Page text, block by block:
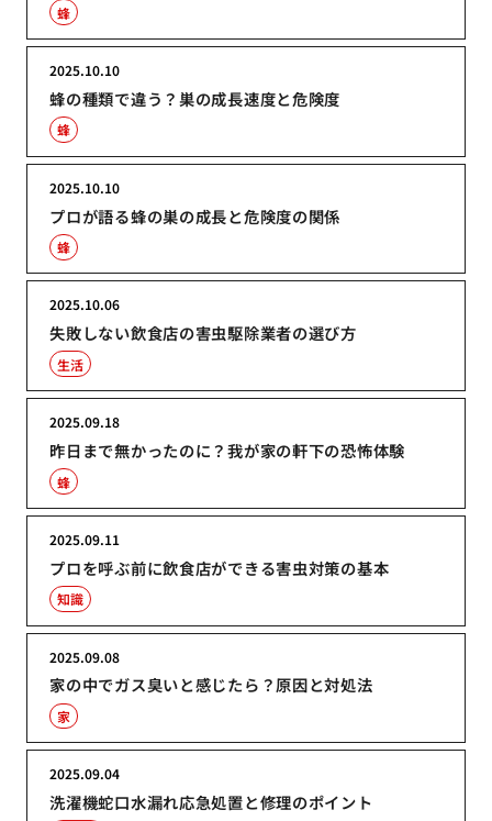
蜂
蜂の種類で違う？巣の成長速度と危険度
2025.10.10
蜂
プロが語る蜂の巣の成長と危険度の関係
2025.10.10
蜂
失敗しない飲食店の害虫駆除業者の選び方
2025.10.06
生活
昨日まで無かったのに？我が家の軒下の恐怖体験
2025.09.18
蜂
プロを呼ぶ前に飲食店ができる害虫対策の基本
2025.09.11
知識
家の中でガス臭いと感じたら？原因と対処法
2025.09.08
家
洗濯機蛇口水漏れ応急処置と修理のポイント
2025.09.04